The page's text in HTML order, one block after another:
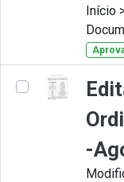
Início
-